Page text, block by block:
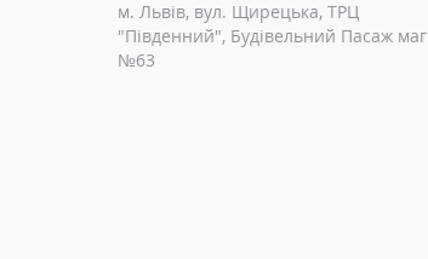
м. Львів, вул. Щирецька, ТРЦ
"Південний", Будівельний Пасаж маг
№63